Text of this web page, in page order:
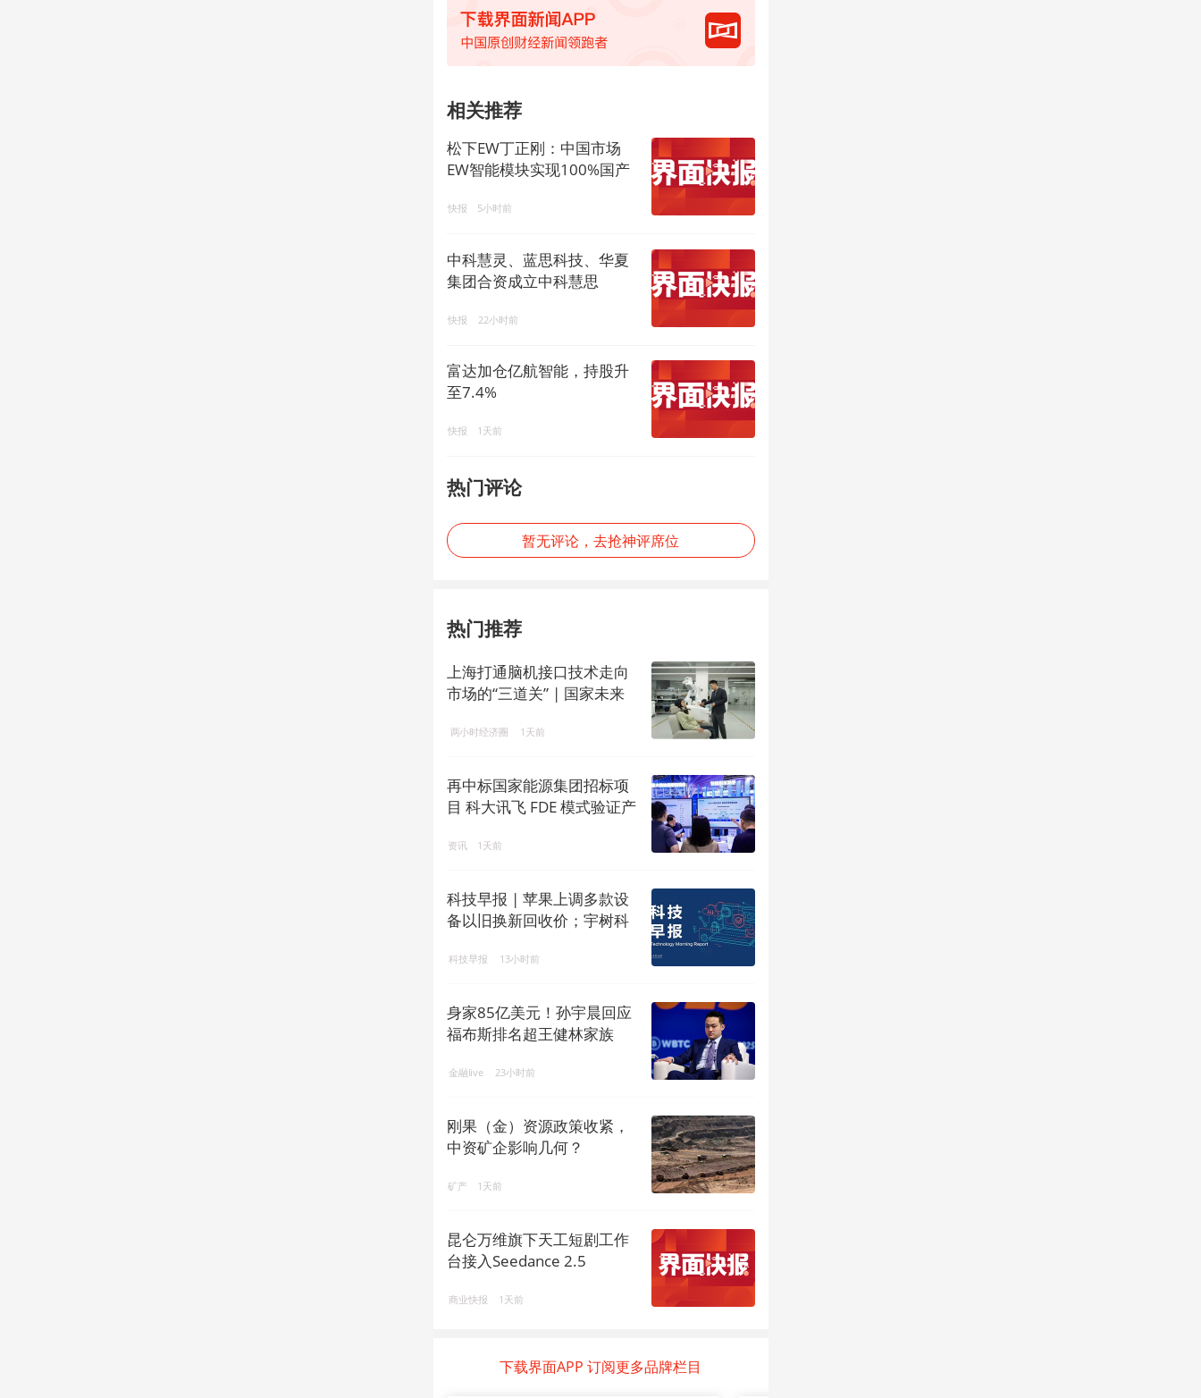
相关推荐
松下EW丁正刚：中国市场
EW智能模块实现100%国产
快报 5小时前
中科慧灵、蓝思科技、华夏
集团合资成立中科慧思
快报 22小时前
富达加仓亿航智能，持股升
至7.4%
快报 1天前
热门评论
暂无评论，去抢神评席位
热门推荐
上海打通脑机接口技术走向
市场的“三道关” | 国家未来
两小时经济圈 1天前
再中标国家能源集团招标项
目 科大讯飞 FDE 模式验证产
资讯 1天前
科技早报 | 苹果上调多款设
备以旧换新回收价；宇树科
科技早报 13小时前
身家85亿美元！孙宇晨回应
福布斯排名超王健林家族
金融live 23小时前
刚果（金）资源政策收紧，
中资矿企影响几何？
矿产 1天前
昆仑万维旗下天工短剧工作
台接入Seedance 2.5
商业快报 1天前
下载界面APP 订阅更多品牌栏目